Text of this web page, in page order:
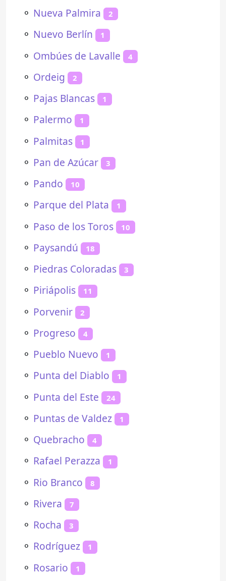
⚬ Nueva Palmira 2
⚬ Nuevo Berlín 1
⚬ Ombúes de Lavalle 4
⚬ Ordeig 2
⚬ Pajas Blancas 1
⚬ Palermo 1
⚬ Palmitas 1
⚬ Pan de Azúcar 3
⚬ Pando 10
⚬ Parque del Plata 1
⚬ Paso de los Toros 10
⚬ Paysandú 18
⚬ Piedras Coloradas 3
⚬ Piriápolis 11
⚬ Porvenir 2
⚬ Progreso 4
⚬ Pueblo Nuevo 1
⚬ Punta del Diablo 1
⚬ Punta del Este 24
⚬ Puntas de Valdez 1
⚬ Quebracho 4
⚬ Rafael Perazza 1
⚬ Rio Branco 8
⚬ Rivera 7
⚬ Rocha 3
⚬ Rodríguez 1
⚬ Rosario 1